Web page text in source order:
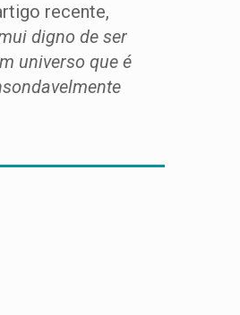
recente,
digno de ser
universo que é